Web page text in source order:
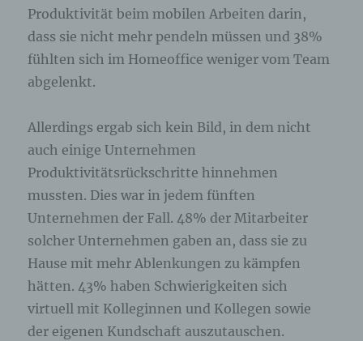
Produktivität beim mobilen Arbeiten darin,
dass sie nicht mehr pendeln müssen und 38%
fühlten sich im Homeoffice weniger vom Team
abgelenkt.
Allerdings ergab sich kein Bild, in dem nicht
auch einige Unternehmen
Produktivitätsrückschritte hinnehmen
mussten. Dies war in jedem fünften
Unternehmen der Fall. 48% der Mitarbeiter
solcher Unternehmen gaben an, dass sie zu
Hause mit mehr Ablenkungen zu kämpfen
hätten. 43% haben Schwierigkeiten sich
virtuell mit Kolleginnen und Kollegen sowie
der eigenen Kundschaft auszutauschen.
Informationen
Die Internetseite erfasst mit jedem Aufruf der
Internetseite durch eine betroffene Person oder ein
automatisiertes System eine Reihe von
den Logfiles des Servers gespeichert. Erfasst
werden können die (1) verwendeten Browsertypen
und Versionen, (2) das vom zugreifenden System
verwendete Betriebssystem, (3) die Internetseite,
von welcher ein zugreifendes System auf unsere
Internetseite gelangt (sogenannte Referrer), (4) die
Unterwebseiten, welche über ein zugreifendes
werden, (5) das Datum und die Uhrzeit eines
Zugriffs auf die Internetseite, (6) eine Internet-
Protokoll-Adresse (IP-Adresse), (7) der Internet-
Service-Provider des zugreifenden Systems und
(8) sonstige ähnliche Daten und Informationen, die
der Gefahrenabwehr im Falle von Angriffen auf
unsere informationstechnologischen Systeme